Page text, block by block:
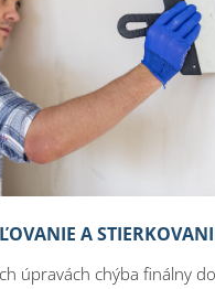
A
úpravách chýba finálny